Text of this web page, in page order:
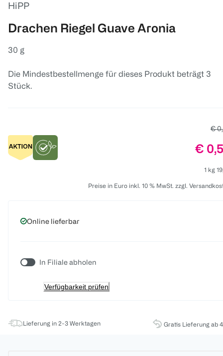
HiPP
Drachen Riegel Guave Aronia
30 g
Die Mindestbestellmenge für dieses Produkt beträgt 3
Stück.
€
€
1 kg
Preise in Euro inkl. 10 % MwSt. zzgl.
Online lieferbar
In Filiale abholen
Verfügbarkeit prüfen
Lieferung in 2-3 Werktagen Gratis Lieferung ab